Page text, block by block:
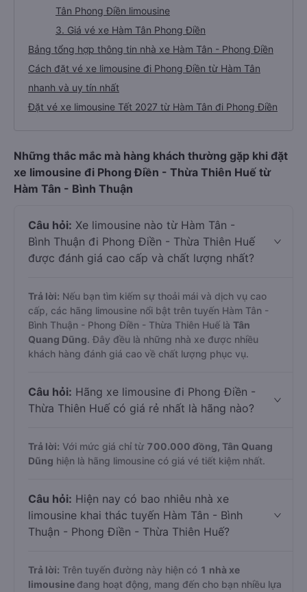
Tân Phong Điền limousine
3. Giá vé xe Hàm Tân Phong Điền
Bảng tổng hợp thông tin nhà xe Hàm Tân - Phong Điền
Cách đặt vé xe limousine đi Phong Điền từ Hàm Tân
nhanh và uy tín nhất
Đặt vé xe limousine Tết 2027 từ Hàm Tân đi Phong Điền
Những thắc mắc mà hàng khách thường gặp khi đặt
xe limousine đi Phong Điền - Thừa Thiên Huế từ
Hàm Tân - Bình Thuận
Câu hỏi: Xe limousine nào từ Hàm Tân -
Bình Thuận đi Phong Điền - Thừa Thiên Huế
được đánh giá cao cấp và chất lượng nhất?
Trả lời: Nếu bạn tìm kiếm sự thoải mái và dịch vụ cao
cấp, các hãng limousine nổi bật trên tuyến Hàm Tân -
Bình Thuận - Phong Điền - Thừa Thiên Huế là Tân
Quang Dũng. Đây đều là những nhà xe được nhiều
khách hàng đánh giá cao về chất lượng phục vụ.
Câu hỏi: Hãng xe limousine đi Phong Điền -
Thừa Thiên Huế có giá rẻ nhất là hãng nào?
Trả lời: Với mức giá chỉ từ 700.000 đồng, Tân Quang
Dũng hiện là hãng limousine có giá vé tiết kiệm nhất.
Câu hỏi: Hiện nay có bao nhiêu nhà xe
limousine khai thác tuyến Hàm Tân - Bình
Thuận - Phong Điền - Thừa Thiên Huế?
Trả lời: Trên tuyến đường này hiện có 1 nhà xe
limousine đang hoạt động, mang đến cho bạn nhiều lựa